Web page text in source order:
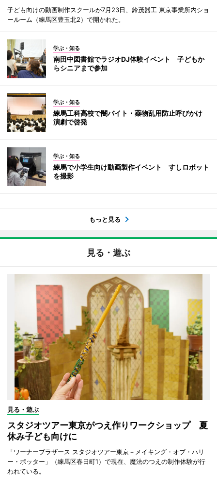
子ども向けの動画制作スクールが7月23日、鈴茂器工 東京事業所内ショ
ールーム（練馬区豊玉北2）で開かれた。
学ぶ・知る
南田中図書館でラジオDJ体験イベント 子どもか
らシニアまで参加
学ぶ・知る
練馬工科高校で闇バイト・薬物乱用防止呼びかけ
演劇で啓発
学ぶ・知る
練馬で小学生向け動画製作イベント すしロボット
を撮影
もっと見る
見る・遊ぶ
見る・遊ぶ
スタジオツアー東京がつえ作りワークショップ 夏
休み子ども向けに
「ワーナーブラザース スタジオツアー東京－メイキング・オブ・ハリ
ー・ポッター」（練馬区春日町1）で現在、魔法のつえの制作体験が行
われている。